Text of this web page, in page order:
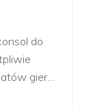
do
gier…